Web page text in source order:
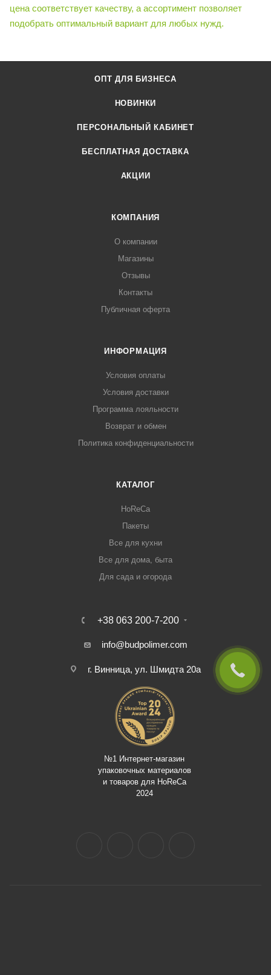
цена соответствует качеству, а ассортимент позволяет
подобрать оптимальный вариант для любых нужд.
ОПТ ДЛЯ БИЗНЕСА
НОВИНКИ
ПЕРСОНАЛЬНЫЙ КАБИНЕТ
БЕСПЛАТНАЯ ДОСТАВКА
АКЦИИ
КОМПАНИЯ
О компании
Магазины
Отзывы
Контакты
Публичная оферта
ИНФОРМАЦИЯ
Условия оплаты
Условия доставки
Программа лояльности
Возврат и обмен
Политика конфиденциальности
КАТАЛОГ
HoReCa
Пакеты
Все для кухни
Все для дома, быта
Для сада и огорода
+38 063 200-7-200
info@budpolimer.com
г. Винница, ул. Шмидта 20а
№1 Интернет-магазин
упаковочных материалов
и товаров для HoReCa
2024